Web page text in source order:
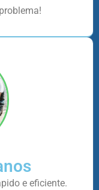
e eficiente.